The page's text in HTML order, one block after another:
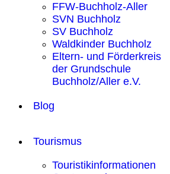
FFW-Buchholz-Aller
SVN Buchholz
SV Buchholz
Waldkinder Buchholz
Eltern- und Förderkreis
der Grundschule
Buchholz/Aller e.V.
Blog
Tourismus
Touristikinformationen